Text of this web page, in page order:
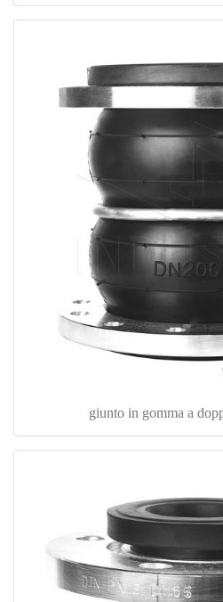
giunto in gomma a